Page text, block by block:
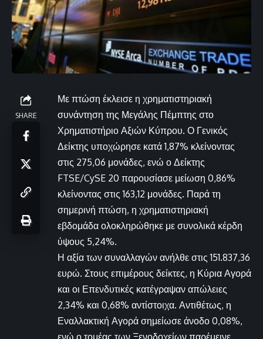
SHARE
Με πτώση έκλεισε η χρηματιστηριακή
συνάντηση της Μεγάλης Πέμπτης στο
Χρηματιστήριο Αξιών Κύπρου. Ο Γενικός
Δείκτης υποχώρησε κατά 1,87% κλείνοντας
στις 275,06 μονάδες, ενώ ο Δείκτης
FTSE/CySE 20 παρουσίασε μείωση 0,86%
κλείνοντας στις 163,12 μονάδες. Παρά τη
σημερινή πτώση, η χρηματιστηριακή
εβδομάδα ολοκληρώθηκε με συνολικά κέρδη
ύψους 5,24%.
Η αξία των συναλλαγών ανήλθε στις 151.837,36
ευρώ. Στους επιμέρους δείκτες, η Κύρια Αγορά
και οι Επενδυτικές κατέγραψαν απώλειες
2,34% και 0,68% αντίστοιχα. Αντιθέτως, η
Εναλλακτική Αγορά σημείωσε άνοδο 0,08%,
ενώ ο τομέας των Ξενοδοχείων παρέμεινε